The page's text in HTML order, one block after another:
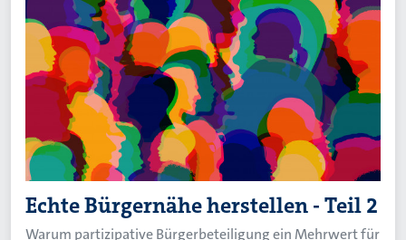
Echte Bürgernähe herstellen - Teil 2
Warum partizipative Bürgerbeteiligung ein Mehrwert für